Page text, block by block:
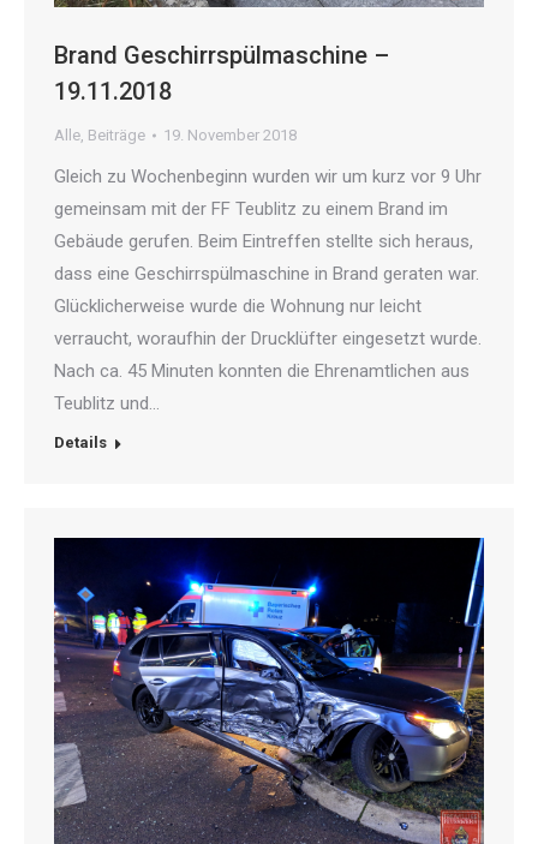
Brand Geschirrspülmaschine –
19.11.2018
Alle, Beiträge 19. November 2018
Gleich zu Wochenbeginn wurden wir um kurz vor 9 Uhr
gemeinsam mit der FF Teublitz zu einem Brand im
Gebäude gerufen. Beim Eintreffen stellte sich heraus,
dass eine Geschirrspülmaschine in Brand geraten war.
Glücklicherweise wurde die Wohnung nur leicht
verraucht, woraufhin der Drucklüfter eingesetzt wurde.
Nach ca. 45 Minuten konnten die Ehrenamtlichen aus
Teublitz und…
Details